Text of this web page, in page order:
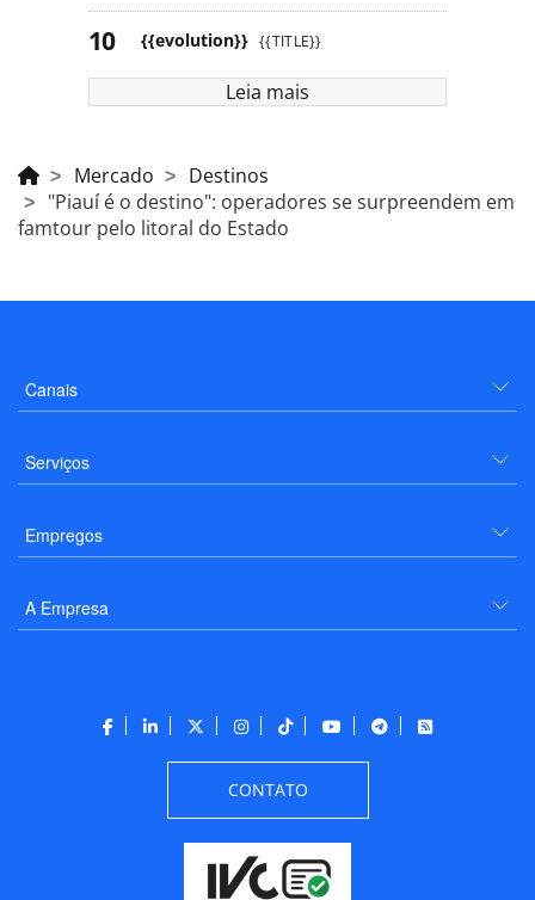
{{evolution}} {{TITLE}}
Leia mais
Mercado
Destinos
"Piauí é o destino": operadores se surpreendem em
famtour pelo litoral do Estado
Canais
Serviços
Empregos
A Empresa
CONTATO